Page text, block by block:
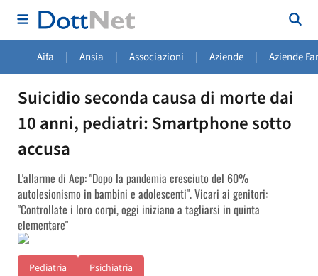
Aifa | Ansia | Associazioni | Aziende | Aziende
Suicidio seconda causa di morte dai
10 anni, pediatri: Smartphone sotto
accusa
L'allarme di Acp: "Dopo la pandemia cresciuto del 60%
autolesionismo in bambini e adolescenti". Vicari ai genitori:
"Controllate i loro corpi, oggi iniziano a tagliarsi in quinta
elementare"
Pediatria Psichiatria